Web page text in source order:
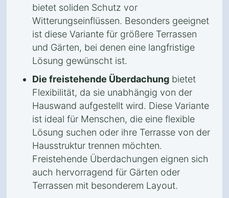
bietet soliden Schutz vor
Witterungseinflüssen. Besonders geeignet
ist diese Variante für größere Terrassen
und Gärten, bei denen eine langfristige
Lösung gewünscht ist.
Die freistehende Überdachung bietet
Flexibilität, da sie unabhängig von der
Hauswand aufgestellt wird. Diese Variante
ist ideal für Menschen, die eine flexible
Lösung suchen oder ihre Terrasse von der
Hausstruktur trennen möchten.
Freistehende Überdachungen eignen sich
auch hervorragend für Gärten oder
Terrassen mit besonderem Layout.